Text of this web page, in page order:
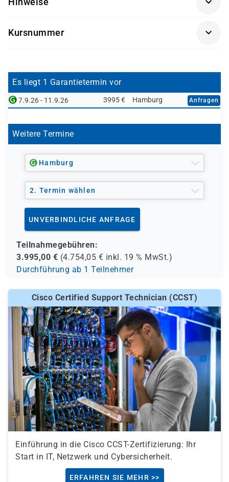
Grundlegende Routing-Protokolle
Kursnummer
Es liegt 1 Garantietermin vor
7.9.26 - 11.9.26 3995 € Hamburg Anfragen
Weitere Termine
Hamburg
2. Termin wählen
UNVERBINDLICHE ANFRAGE
Teilnahmegebühren:
3.995,00 € (4.754,05 € inkl. 19 % MwSt.)
Durchführung ab 1 Teilnehmer
Cisco Certified Support Technician (CCST)
Einführung in die Cisco CCST-Zertifizierung: Ihr
Start in IT, Netzwerk und Cybersicherheit.
ERFAHREN SIE MEHR >>